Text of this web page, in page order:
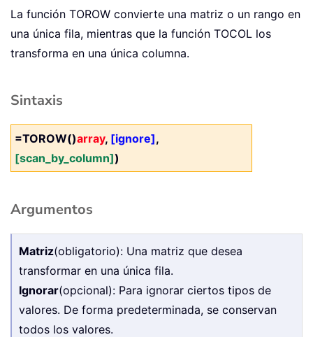
La función TOROW convierte una matriz o un rango en
una única fila, mientras que la función TOCOL los
transforma en una única columna.
Sintaxis
=TOROW()array, [ignore],
[scan_by_column])
Argumentos
Matriz(obligatorio): Una matriz que desea
transformar en una única fila.
Ignorar(opcional): Para ignorar ciertos tipos de
valores. De forma predeterminada, se conservan
todos los valores.